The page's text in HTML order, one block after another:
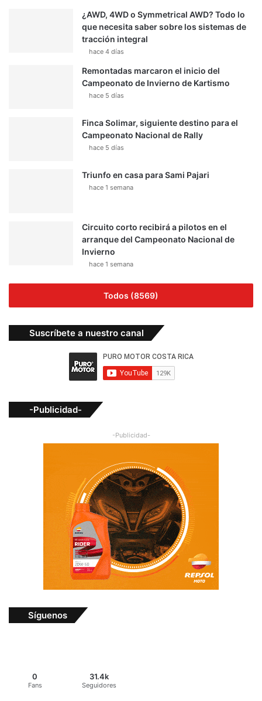
¿AWD, 4WD o Symmetrical AWD? Todo lo
que necesita saber sobre los sistemas de
tracción integral
hace 4 días
Remontadas marcaron el inicio del
Campeonato de Invierno de Kartismo
hace 5 días
Finca Solimar, siguiente destino para el
Campeonato Nacional de Rally
hace 5 días
Triunfo en casa para Sami Pajari
hace 1 semana
Circuito corto recibirá a pilotos en el
arranque del Campeonato Nacional de
Invierno
hace 1 semana
Todos (8569)
Suscríbete a nuestro canal
-Publicidad-
-Publicidad-
Síguenos
0
Fans
31.4k
Seguidores